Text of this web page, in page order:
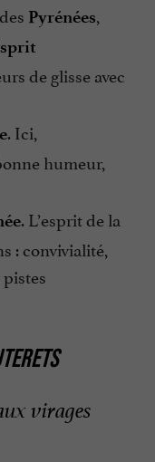
Pyrénées,
de glisse avec
. Ici,
humeur,
. L’esprit de la
: convivialité,
virages